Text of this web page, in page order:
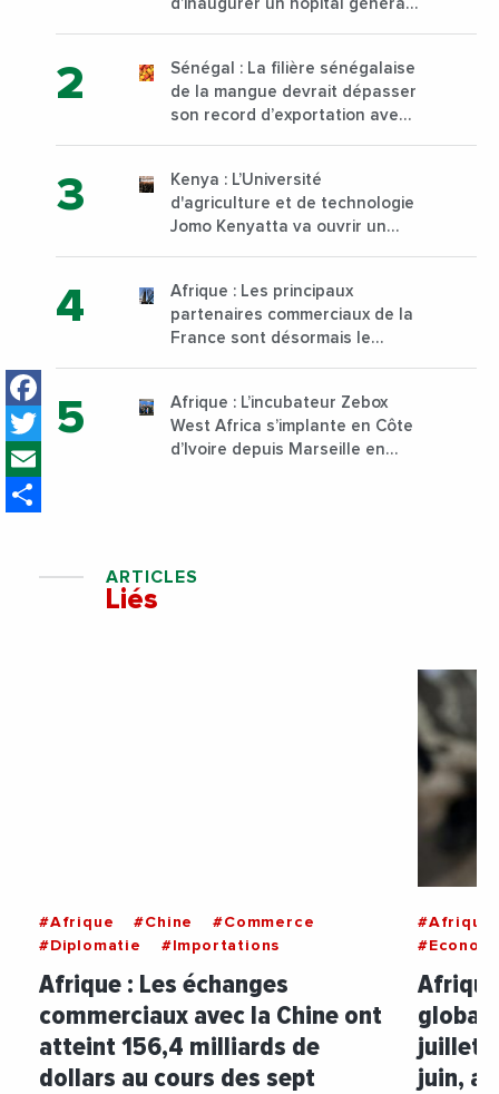
Facebook
Twitter
d’inaugurer un hôpital général
Sénégal : La filière sénégalaise
de la mangue devrait dépasser
son record d’exportation avec
Kenya : L’Université
d'agriculture et de technologie
Jomo Kenyatta va ouvrir un
sur son campus de Karen à
Nairobi dès janvier 2023
Afrique : Les principaux
partenaires commerciaux de la
France sont désormais le
Afrique : L’incubateur Zebox
West Africa s’implante en Côte
d’Ivoire depuis Marseille en
ARTICLES
Liés
#Afrique #Chine
#Commerce
#Diplomatie
#Importations
Afrique : Les échanges
commerciaux avec la Chine ont
atteint 156,4 milliards de
dollars au cours des sept
juillet
juin,